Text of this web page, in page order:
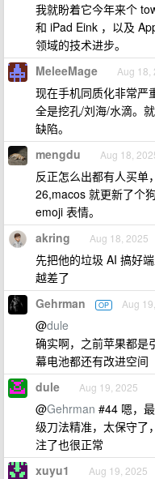
我就盼着它今年来个
和 iPad Eink ，以及
领域的技术进步。
MeleeMage Aug 18,
现在手机同质化非常严
全是挖孔/刘海/水滴。
缺陷。
mengdu Aug 18,
反正怎么出都有人买单
26,macos 就更新了个
emoji 表情。
akring Aug 18, 2025
先把他的垃圾 AI 搞好
越差了
Gehrman OP Aug
@dule
确实啊，之前苹果都是
幕电池都还有改进空间
dule Aug 19, 2025
@Gehrman #44 嗯，
级刀法精准，太保守了
注了也很正常
xuyu1 Aug 19, 2025